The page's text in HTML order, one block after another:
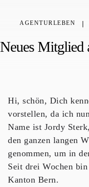
AGENTURLEBEN
Neues Mitglied
Hi, schön, Dich
vorstellen, da ich
Name ist Jordy
den ganzen langen
genommen, um in
Seit drei Wochen
Kanton Bern.